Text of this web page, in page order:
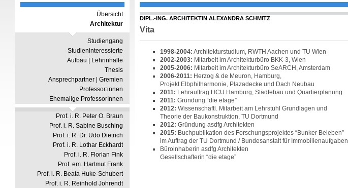
Übersicht
Architektur
Studiengang
Studieninteressierte
Aufbau | Lehrinhalte
Thesis
Ansprechpartner | Gremien
Professor:innen
Ehemalige ProfessorInnen
Prof. i. R. Peter O. Braun
Prof. i. R. Sabine Busching
Prof. i. R. Dr. Udo Dietrich
Prof. i. R. Lothar Eckhardt
Prof. i. R. Florian Fink
Prof. em. Hartmut Frank
Prof. i. R. Beata Huke-Schubert
Prof. i. R. Reinhold Johrendt
DIPL.-ING. ARCHITEKTIN ALEXANDRA SCHMITZ
Vita
1998-2004: Architekturstudium, RWTH Aachen und TU Wien
2002-2003: Mitarbeit im Architekturbüro BKK-3, Wien
2005-2006: Mitarbeit im Architekturbüro SeARCH, Amsterdam
2006-2011: Herzog & de Meuron, Hamburg,
Projekt Elbphilharmonie, Plazadecke und Dach Neubau
2011: Lehrauftrag HCU Hamburg, Städtebau und Quartierplanung
2011: Gründung “die etage”
2012: Wissenschaftl. Mitarbeit am Lehrstuhl Grundlagen und
Theorie der Baukonstruktion, TU Dortmund
2012: Gründung asdfg Architekten
2015: Buchpublikation des Forschungsprojektes “Bunker Beleben”
im Auftrag der TU Dortmund / Bundesanstalt für Immobilienaufgaben
Büroinhaberin asdfg Architekten
Gesellschafterin “die etage”